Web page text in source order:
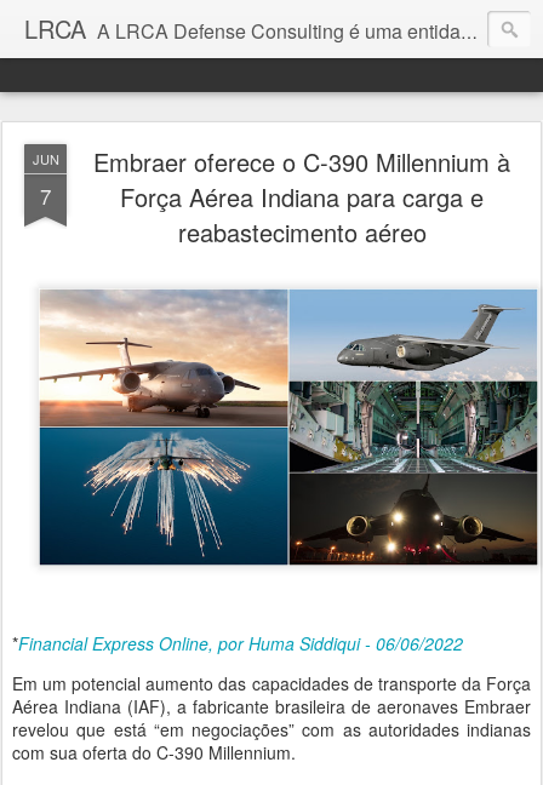
LRCA A LRCA Defense Consulting é uma entidade sem fins lucrativos que se dedica a produzir e divulgar notícias e análises sobre as Empresas de Defesa. Não somos jornalistas e nem este é um blog jornalístico.
JUN
7
Embraer oferece o C-390 Millennium à
Força Aérea Indiana para carga e
reabastecimento aéreo
*Financial Express Online, por Huma Siddiqui - 06/06/2022
Em um potencial aumento das capacidades de transporte da Força
Aérea Indiana (IAF), a fabricante brasileira de aeronaves Embraer
revelou que está “em negociações” com as autoridades indianas
com sua oferta do C-390 Millennium.